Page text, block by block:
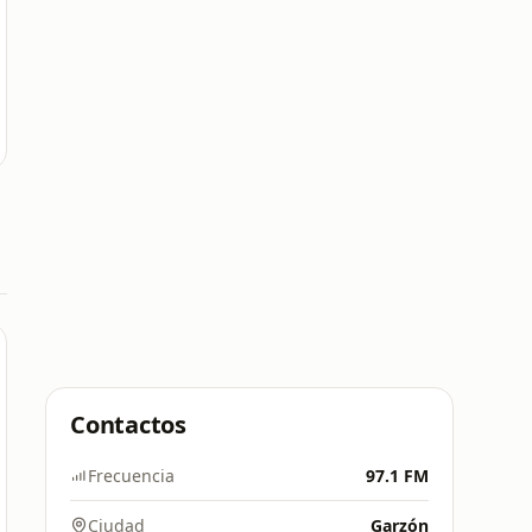
Contactos
Frecuencia 97.1 FM
Ciudad Garzón